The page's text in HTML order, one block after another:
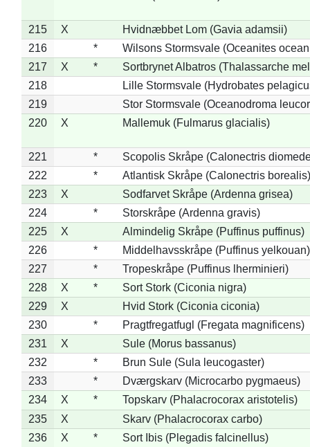
215 X
Hvidnæbbet Lom (Gavia adamsii)
216
*
Wilsons Stormsvale (Oceanites
217
X *
Sortbrynet Albatros (Thalassarche
218
Lille Stormsvale (Hydrobates
219
Stor Stormsvale (Oceanodroma
220
X Mallemuk (Fulmarus glacialis)
221 *
Scopolis Skråpe (Calonectris
222
*
Atlantisk Skråpe (Calonectris borealis)
223
X
Sodfarvet Skråpe (Ardenna grisea)
224
*
Storskråpe (Ardenna gravis)
225
X
Almindelig Skråpe (Puffinus puffinus)
226
*
Middelhavsskråpe (Puffinus yelkouan)
227
*
Tropeskråpe (Puffinus lherminieri)
228
X *
Sort Stork (Ciconia nigra)
229
X
Hvid Stork (Ciconia ciconia)
230
*
Pragtfregatfugl (Fregata magnificens)
231
X
Sule (Morus bassanus)
232
*
Brun Sule (Sula leucogaster)
233
*
Dværgskarv (Microcarbo pygmaeus)
234
X *
Topskarv (Phalacrocorax aristotelis)
235
X
Skarv (Phalacrocorax carbo)
236
X * Sort Ibis (Plegadis falcinellus)